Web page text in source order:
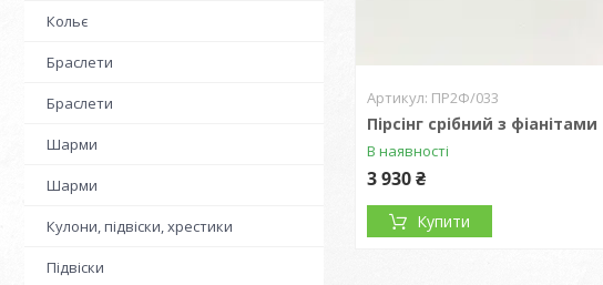
Кольє
Браслети
Браслети
Шарми
Шарми
Кулони, підвіски, хрестики
Підвіски
ПР2Ф/033
Пірсінг срібний з фіанітами
В наявності
3 930 ₴
Купити